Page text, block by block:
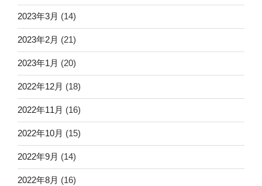
2023年3月 (14)
2023年2月 (21)
2023年1月 (20)
2022年12月 (18)
2022年11月 (16)
2022年10月 (15)
2022年9月 (14)
2022年8月 (16)